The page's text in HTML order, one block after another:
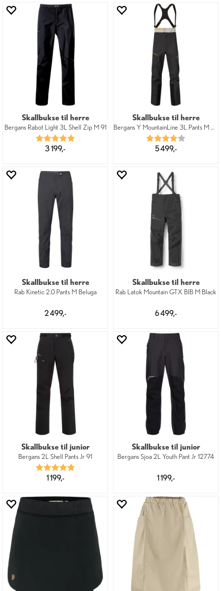
Skallbukse til herre
Bergans Rabot Light 3L Shell Zip M 91
Karakter:
3 199,-
Skallbukse til herre
Bergans Y MountainLine 3L Pants M 25333
Karakter:
5 499,-
Skallbukse til herre
Rab Kinetic 2.0 Pants M Beluga
2 499,-
Skallbukse til herre
Rab Latok Mountain GTX BIB M Black
6 499,-
Skallbukse til junior
Bergans 2L Shell Pants Jr 91
Karakter:
1 199,-
Skallbukse til junior
Bergans Sjoa 2L Youth Pant Jr 12774
1 199,-